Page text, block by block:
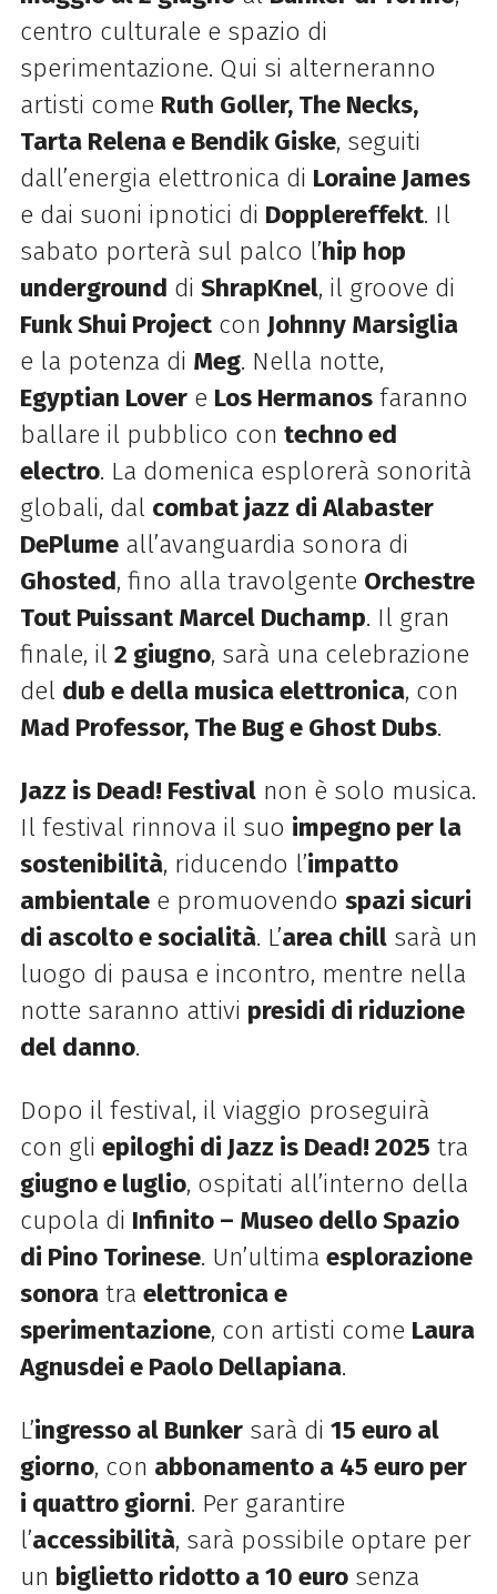
centro culturale e spazio di
sperimentazione. Qui si alterneranno
artisti come Ruth Goller, The Necks,
Tarta Relena e Bendik Giske, seguiti
dall’energia elettronica di Loraine James
e dai suoni ipnotici di Dopplereffekt. Il
sabato porterà sul palco l’hip hop
underground di ShrapKnel, il groove di
Funk Shui Projectcon Johnny Marsiglia
e la potenza di Meg. Nella notte,
Egyptian Lovere Los Hermanosfaranno
ballare il pubblico con techno ed
electro. La domenica esplorerà sonorità
globali, dal combat jazz di Alabaster
DePlumeall’avanguardia sonora di
Ghosted, fino alla travolgente Orchestre
Tout Puissant Marcel Duchamp. Il gran
finale, il 2 giugno, sarà una celebrazione
del dub e della musica elettronica, con
Mad Professor, The Bug e Ghost Dubs.
Jazz is Dead! Festivalnon è solo musica.
Il festival rinnova il suo impegno per la
sostenibilità, riducendo l’impatto
ambientalee promuovendo spazi sicuri
di ascolto e socialità. L’area chillsarà un
luogo di pausa e incontro, mentre nella
notte saranno attivi presidi di riduzione
del danno.
Dopo il festival, il viaggio proseguirà
con gli epiloghi di Jazz is Dead! 2025 tra
giugno e luglio, ospitati all’interno della
cupola di Infinito – Museo dello Spazio
di Pino Torinese. Un’ultima esplorazione
sonoratra elettronica e
sperimentazione, con artisti come Laura
Agnusdei e Paolo Dellapiana.
L’ingresso al Bunkersarà di 15 euro al
giorno, con abbonamento a 45 euro per
i quattro giorni. Per garantire
l’accessibilità, sarà possibile optare per
un biglietto ridotto a 10 eurosenza